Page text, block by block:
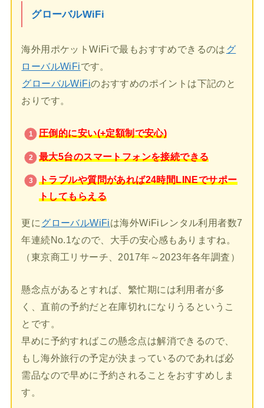
グローバルWiFi
海外用ポケットWiFiで最もおすすめできるのは グ
ローバルWiFiです。
グローバルWiFiのおすすめのポイントは下記のと
おりです。
圧倒的に安い(+定額制で安心)
最大5台のスマートフォンを接続できる
トラブルや質問があれば24時間LINEでサポー
トしてもらえる
更に グローバルWiFiは海外WiFiレンタル利用者数7
年連続No.1なので、大手の安心感もありますね。
（東京商工リサーチ、2017年～2023年各年調査）
懸念点があるとすれば、繁忙期には利用者が多
く、直前の予約だと在庫切れになりうるというこ
とです。
早めに予約すればこの懸念点は解消できるので、
もし海外旅行の予定が決まっているのであれば必
需品なので早めに予約されることをおすすめしま
す。